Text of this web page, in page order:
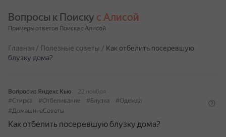
Вопросы к Поиску с Алисой
Примеры ответов Поиска с Алисой
Главная / Полезные советы / Как отбелить посеревшую
блузку дома?
Вопрос из Яндекс Кью
22 ноября
#Стирка
#Отбеливание #Блузка
#Одежда
#ДомашниеСоветы
Как отбелить посеревшую блузку дома?